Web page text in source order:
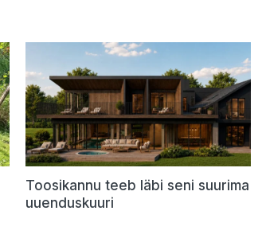
Toosikannu teeb läbi seni suurima
uuenduskuuri